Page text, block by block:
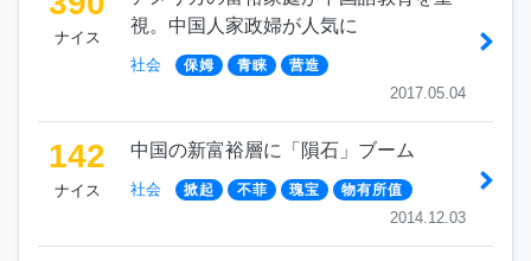
ナイス
視。中国人家政婦が人気に
社会 保姆 青睐 营造
2017.05.04
142
ナイス
中国の新富裕層に「隕石」ブーム
社会 掀起 不菲 瑰宝 物有所值
2014.12.03